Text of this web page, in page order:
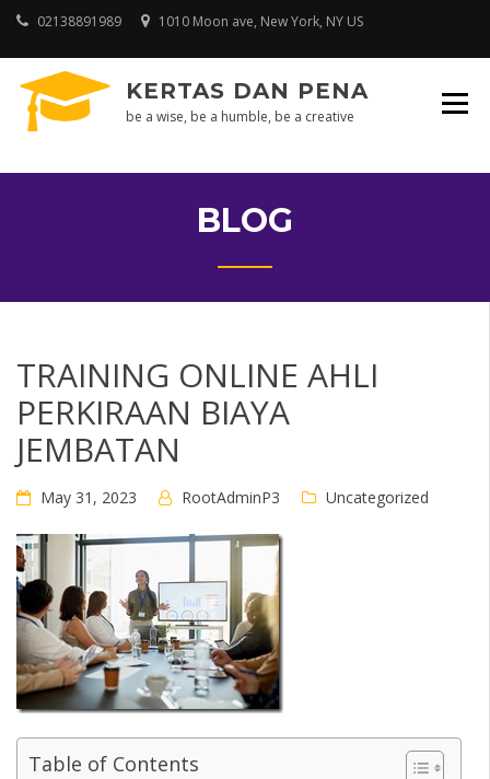
Skip
content
02138891989 1010 Moon ave, New York, NY US
KERTAS DAN PENA
be a wise, be a humble, be a creative
BLOG
TRAINING ONLINE AHLI
PERKIRAAN BIAYA
JEMBATAN
May 31, 2023 RootAdminP3 Uncategorized
Table of Contents